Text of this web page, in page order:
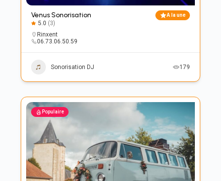
Venus Sonorisation
5.0 (3)
A la une
Rinxent
06.73.06.50.59
Sonorisation DJ 179
Populaire